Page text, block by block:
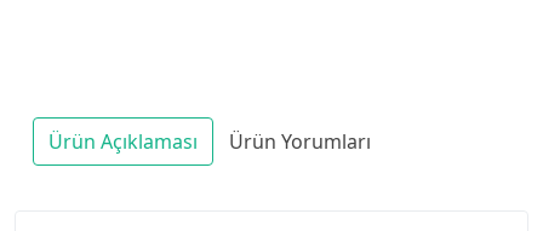
Ürün Açıklaması Ürün Yorumları